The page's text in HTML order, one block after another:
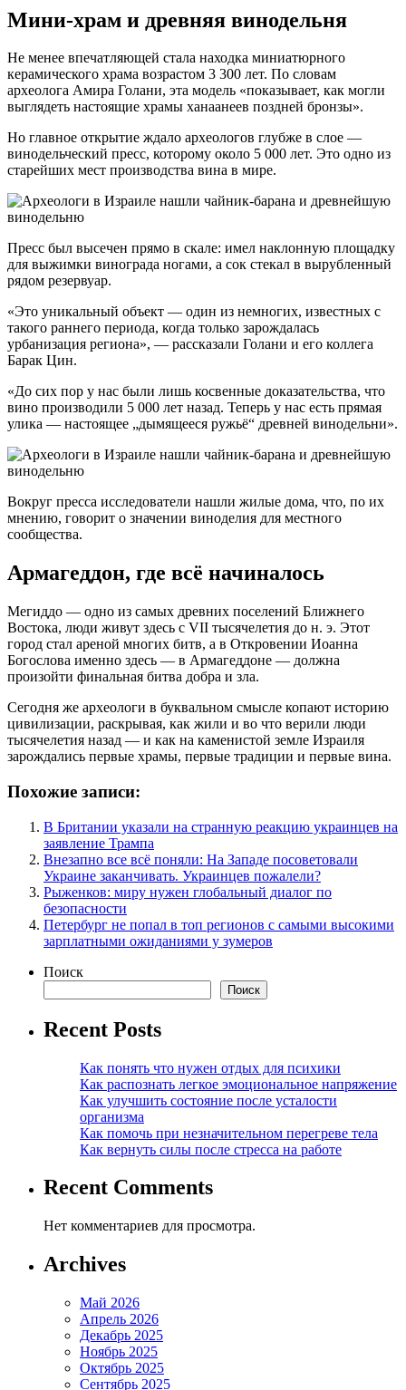
Мини-храм и древняя винодельня
Не менее впечатляющей стала находка миниатюрного
керамического храма возрастом 3 300 лет. По словам
археолога Амира Голани, эта модель «показывает, как могли
выглядеть настоящие храмы ханаанеев поздней бронзы».
Но главное открытие ждало археологов глубже в слое —
винодельческий пресс, которому около 5 000 лет. Это одно из
старейших мест производства вина в мире.
Пресс был высечен прямо в скале: имел наклонную площадку
для выжимки винограда ногами, а сок стекал в вырубленный
рядом резервуар.
«Это уникальный объект — один из немногих, известных с
такого раннего периода, когда только зарождалась
урбанизация региона», — рассказали Голани и его коллега
Барак Цин.
«До сих пор у нас были лишь косвенные доказательства, что
вино производили 5 000 лет назад. Теперь у нас есть прямая
улика — настоящее „дымящееся ружьё“ древней винодельни».
Вокруг пресса исследователи нашли жилые дома, что, по их
мнению, говорит о значении виноделия для местного
сообщества.
Армагеддон, где всё начиналось
Мегиддо — одно из самых древних поселений Ближнего
Востока, люди живут здесь с VII тысячелетия до н. э. Этот
город стал ареной многих битв, а в Откровении Иоанна
Богослова именно здесь — в Армагеддоне — должна
произойти финальная битва добра и зла.
Сегодня же археологи в буквальном смысле копают историю
цивилизации, раскрывая, как жили и во что верили люди
тысячелетия назад — и как на каменистой земле Израиля
зарождались первые храмы, первые традиции и первые вина.
Похожие записи:
В Британии указали на странную реакцию украинцев на
заявление Трампа
Внезапно все всё поняли: На Западе посоветовали
Украине заканчивать. Украинцев пожалели?
Рыженков: миру нужен глобальный диалог по
безопасности
Петербург не попал в топ регионов с самыми высокими
зарплатными ожиданиями у зумеров
Поиск
Поиск
Recent Posts
Как понять что нужен отдых для психики
Как распознать легкое эмоциональное напряжение
Как улучшить состояние после усталости
организма
Как помочь при незначительном перегреве тела
Как вернуть силы после стресса на работе
Recent Comments
Нет комментариев для просмотра.
Archives
Май 2026
Апрель 2026
Декабрь 2025
Ноябрь 2025
Октябрь 2025
Сентябрь 2025